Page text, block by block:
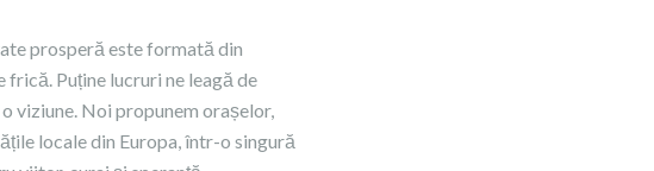
prosperă este formată din
Puține lucruri ne leagă de
viziune. Noi propunem orașelor,
locale din Europa, într-o singură